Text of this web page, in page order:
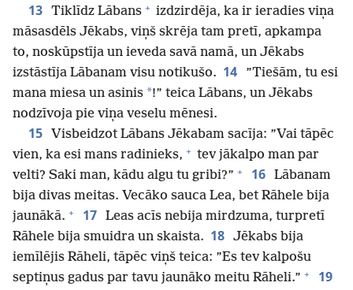
13 Tiklīdz Lābans + izdzirdēja, ka ir ieradies viņa
māsasdēls Jēkabs, viņš skrēja tam pretī, apkampa
to, noskūpstīja un ieveda savā namā, un Jēkabs
izstāstīja Lābanam visu notikušo. 14
”Tiešām, tu esi
mana miesa un asinis *!” teica Lābans, un Jēkabs
nodzīvoja pie viņa veselu mēnesi.
15
Visbeidzot Lābans Jēkabam sacīja: ”Vai tāpēc
vien, ka esi mans radinieks, + tev jākalpo man par
velti? Saki man, kādu algu tu gribi?” + 16 Lābanam
bija divas meitas. Vecāko sauca Lea, bet Rāhele bija
jaunākā. + 17 Leas acīs nebija mirdzuma, turpretī
Rāhele bija smuidra un skaista. 18 Jēkabs bija
iemīlējis Rāheli, tāpēc viņš teica: ”Es tev kalpošu
septiņus gadus par tavu jaunāko meitu Rāheli.” + 19